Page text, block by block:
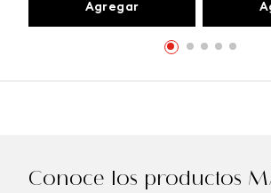
Agregar
Conoce los productos